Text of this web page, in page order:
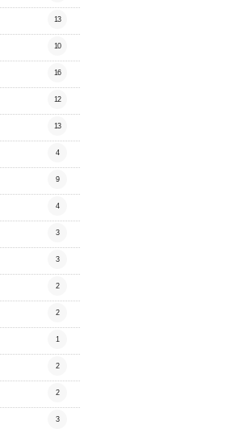
13
10
16
12
13
4
9
4
3
3
2
2
1
2
2
3